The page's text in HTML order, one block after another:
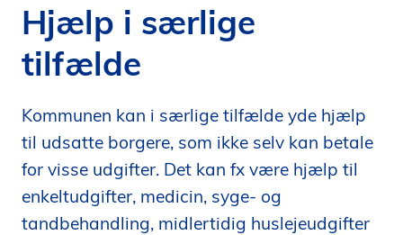
n
d
l
p
å
s
i
Hjælp i særlige
tilfælde
Kommunen kan i særlige tilfælde yde hjælp
til udsatte borgere, som ikke selv kan betale
for visse udgifter. Det kan fx være hjælp til
enkeltudgifter, medicin, syge- og
tandbehandling, midlertidig huslejeudgifter